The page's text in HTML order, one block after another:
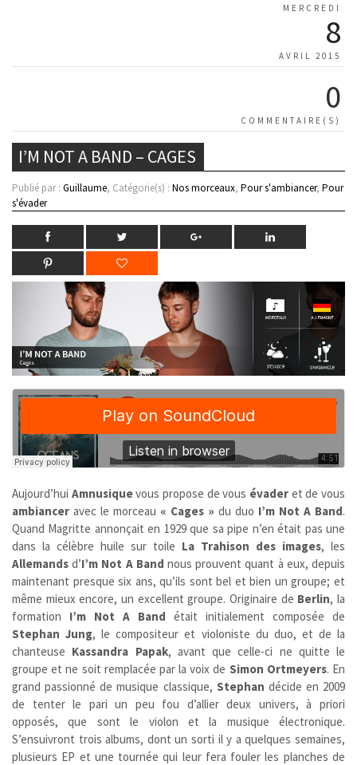
MERCREDI
8
AVRIL 2015
0
COMMENTAIRE(S)
I’M NOT A BAND – CAGES
Publié par : Guillaume, Catégorie(s) : Nos morceaux, Pour s'ambiancer, Pour
s'évader
Aujourd’hui Amnusiquevous propose de vous évader et de vous
ambiancer avec le morceau « Cages » du duo I’m Not A Band.
Quand Magritte annonçait en 1929 que sa pipe n’en était pas une
dans la célèbre huile sur toile La Trahison des images, les
Allemands d’I’m Not A Band nous prouvent quant à eux, depuis
maintenant presque six ans, qu’ils sont bel et bien un groupe; et
même mieux encore, un excellent groupe. Originaire de Berlin, la
formation I’m Not A Band était initialement composée de
Stephan Jung, le compositeur et violoniste du duo, et de la
chanteuse Kassandra Papak, avant que celle-ci ne quitte le
groupe et ne soit remplacée par la voix de Simon Ortmeyers. En
grand passionné de musique classique, Stephan décide en 2009
de tenter le pari un peu fou d’allier deux univers, à priori
opposés, que sont le violon et la musique électronique.
S’ensuivront trois albums, dont un sorti il y a quelques semaines,
plusieurs EP et une tournée qui leur fera fouler les planches de